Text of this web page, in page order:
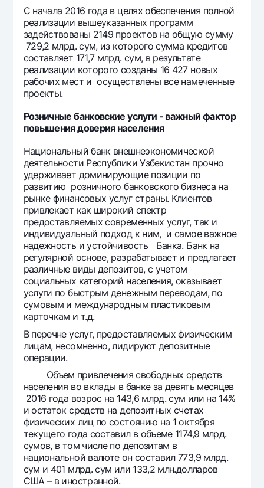
С начала 2016 года в целях обеспечения полной
реализации вышеуказанных программ
задействованы 2149 проектов на общую сумму
729,2 млрд. сум, из которого сумма кредитов
составляет 171,7 млрд. сум, в результате
реализации которого созданы 16 427 новых
рабочих мест и осуществлены все намеченные
проекты.
Розничные банковские услуги - важный фактор
повышения доверия населения
Национальный банк внешнеэкономической
деятельности Республики Узбекистан прочно
удерживает доминирующие позиции по
развитию розничного банковского бизнеса на
рынке финансовых услуг страны. Клиентов
привлекает как широкий спектр
предоставляемых современных услуг, так и
индивидуальный подход к ним, и самое важное
надежность и устойчивость Банка. Банк на
регулярной основе, разрабатывает и предлагает
различные виды депозитов, с учетом
социальных категорий населения, оказывает
услуги по быстрым денежным переводам, по
сумовым и международным пластиковым
карточкам и т.д.
В перечне услуг, предоставляемых физическим
лицам, несомненно, лидируют депозитные
операции.
Объем привлечения свободных средств
населения во вклады в банке за девять месяцев
2016 года возрос на 143,6 млрд. сум или на 14%
и остаток средств на депозитных счетах
физических лиц по состоянию на 1 октября
текущего года составил в объеме 1174,9 млрд.
сумов, в том числе по депозитам в
национальной валюте он составил 773,9 млрд.
сум и 401 млрд. сум или 133,2 млн.долларов
США – в иностранной.